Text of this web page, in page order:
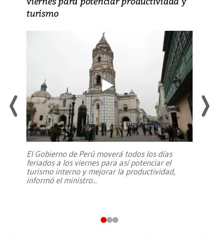
turismo
El Gobierno de Perú moverá todos los días
feriados a los viernes para así potenciar el
turismo interno y mejorar la productividad,
informó el ministro...